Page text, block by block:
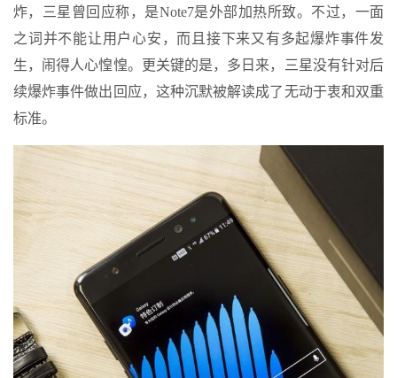
炸，三星曾回应称，是Note7是外部加热所致。不过，一面
之词并不能让用户心安，而且接下来又有多起爆炸事件发
生，闹得人心惶惶。更关键的是，多日来，三星没有针对后
续爆炸事件做出回应，这种沉默被解读成了无动于衷和双重
标准。